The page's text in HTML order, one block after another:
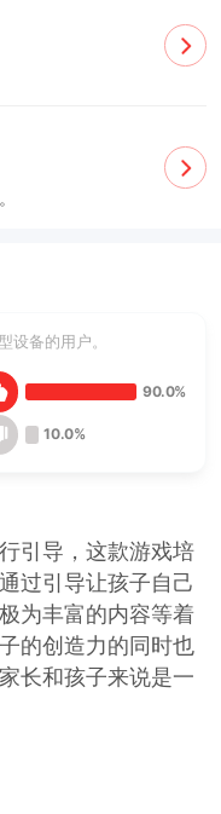
设备的用户。
90.0%
10.0%
引导，这款游戏培
过引导让孩子自己
为丰富的内容等着
的创造力的同时也
长和孩子来说是一